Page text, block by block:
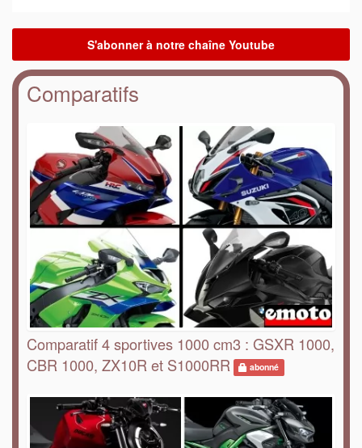
Comparatifs
Comparatif 4 sportives 1000 cm3 : GSXR 1000,
CBR 1000, ZX10R et S1000RR
abonné